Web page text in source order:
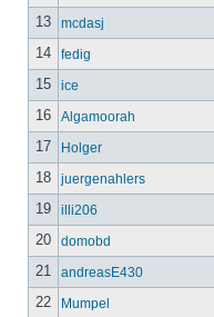
13 mcdasj
14 fedig
15 ice
16 Algamoorah
17 Holger
18 juergenahlers
19 illi206
20 domobd
21 andreasE430
22 Mumpel